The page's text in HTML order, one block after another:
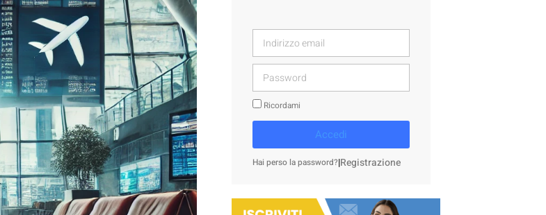
Ricordami
Accedi
Hai perso la password?|Registrazione